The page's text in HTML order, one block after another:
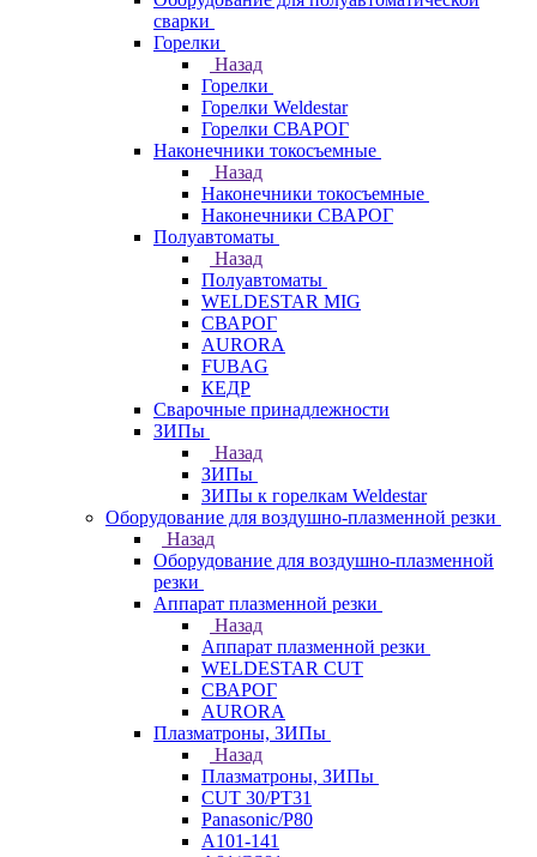
сварки
Горелки
Назад
Горелки
Горелки Weldestar
Горелки СВАРОГ
Наконечники токосъемные
Назад
Наконечники токосъемные
Наконечники СВАРОГ
Полуавтоматы
Назад
Полуавтоматы
WELDESTAR MIG
СВАРОГ
AURORA
FUBAG
КЕДР
Сварочные принадлежности
ЗИПы
Назад
ЗИПы
ЗИПы к горелкам Weldestar
Оборудование для воздушно-плазменной резки
Назад
Оборудование для воздушно-плазменной
резки
Аппарат плазменной резки
Назад
Аппарат плазменной резки
WELDESTAR CUT
СВАРОГ
AURORA
Плазматроны, ЗИПы
Назад
Плазматроны, ЗИПы
CUT 30/PT31
Panasonic/P80
А101-141